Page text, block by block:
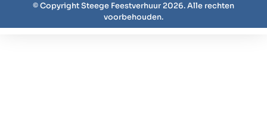
© Copyright Steege Feestverhuur 2026. Alle rechten
voorbehouden.